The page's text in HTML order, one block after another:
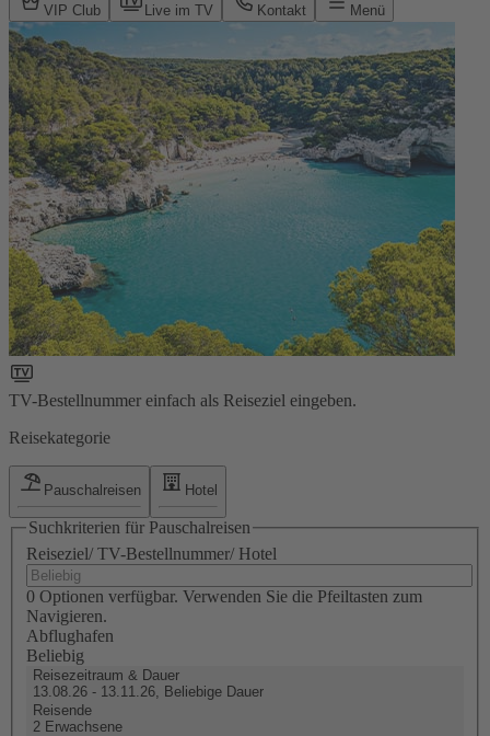
VIP Club Live im TV Kontakt Menü
TV-Bestellnummer einfach als Reiseziel eingeben.
Reisekategorie
Pauschalreisen Hotel
Suchkriterien für Pauschalreisen
Reiseziel/ TV-Bestellnummer/ Hotel
0 Optionen verfügbar. Verwenden Sie die Pfeiltasten zum
Navigieren.
Abflughafen
Beliebig
Reisezeitraum & Dauer
13.08.26 - 13.11.26, Beliebige Dauer
Reisende
2 Erwachsene